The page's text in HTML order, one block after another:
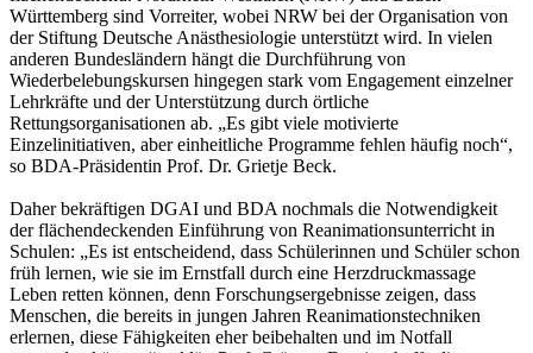
Württemberg sind Vorreiter, wobei NRW bei der Organisation von
der Stiftung Deutsche Anästhesiologie unterstützt wird. In vielen
anderen Bundesländern hängt die Durchführung von
Wiederbelebungskursen hingegen stark vom Engagement einzelner
Lehrkräfte und der Unterstützung durch örtliche
Rettungsorganisationen ab. „Es gibt viele motivierte
Einzelinitiativen, aber einheitliche Programme fehlen häufig noch“,
so BDA-Präsidentin Prof. Dr. Grietje Beck.
Daher bekräftigen DGAI und BDA nochmals die Notwendigkeit
der flächendeckenden Einführung von Reanimationsunterricht in
Schulen: „Es ist entscheidend, dass Schülerinnen und Schüler schon
früh lernen, wie sie im Ernstfall durch eine Herzdruckmassage
Leben retten können, denn Forschungsergebnisse zeigen, dass
Menschen, die bereits in jungen Jahren Reanimationstechniken
erlernen, diese Fähigkeiten eher beibehalten und im Notfall